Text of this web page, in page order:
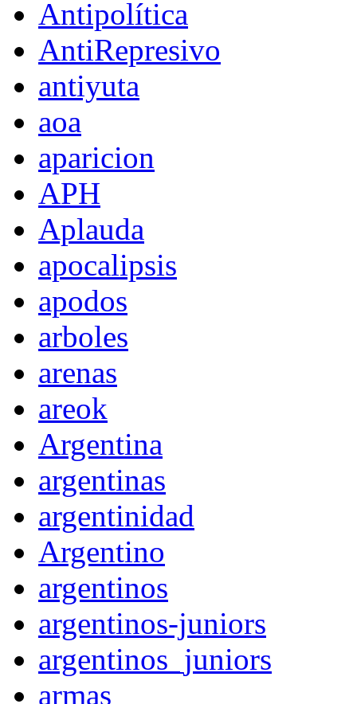
Antipolítica
AntiRepresivo
antiyuta
aoa
aparicion
APH
Aplauda
apocalipsis
apodos
arboles
arenas
areok
Argentina
argentinas
argentinidad
Argentino
argentinos
argentinos-juniors
argentinos_juniors
armas